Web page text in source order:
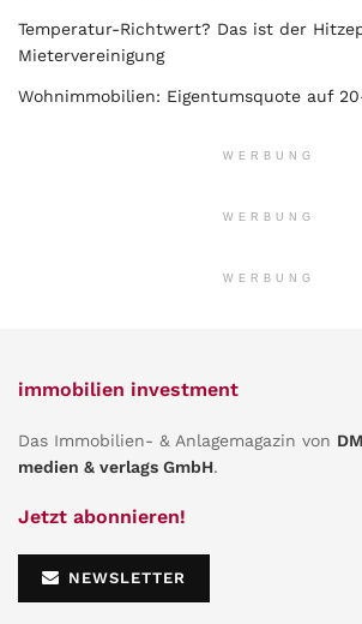
Temperatur-Richtwert? Das ist der
Mietervereinigung
Wohnimmobilien: Eigentumsquote auf
WERBUNG
WERBUNG
WERBUNG
immobilien investment
Das Immobilien- & Anlagemagazin von
medien & verlags GmbH.
Jetzt abonnieren!
NEWSLETTER